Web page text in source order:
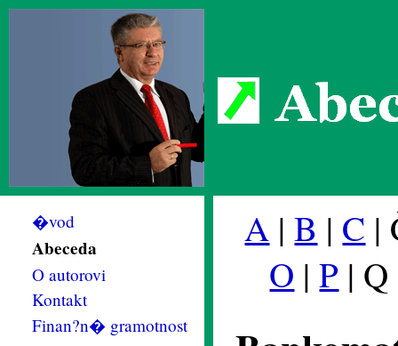
�vod
Abeceda
O autorovi
Kontakt
Finan?n� gramotnost
A |B | C |
O |P |